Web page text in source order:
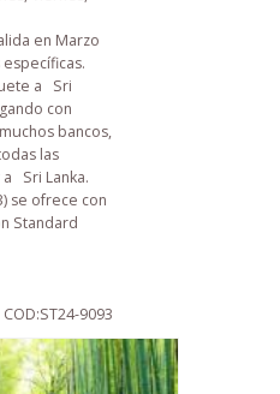
en Marzo
a Sri
con
bancos,
las
Sri Lanka.
se ofrece con
Standard
COD:ST24-9093